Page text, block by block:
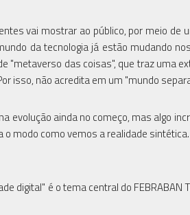
vai mostrar ao público, por meio
da tecnologia já estão mudando
"metaverso das coisas", que traz uma
isso, não acredita em um "mundo
evolução ainda no começo, mas algo
o modo como vemos a realidade sintética.
digital" é o tema central do FEBRABAN